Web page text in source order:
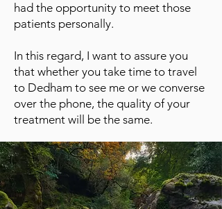
had the opportunity to meet those
patients personally.
In this regard, I want to assure you
that whether you take time to travel
to Dedham to see me or we converse
over the phone, the quality of your
treatment will be the same.